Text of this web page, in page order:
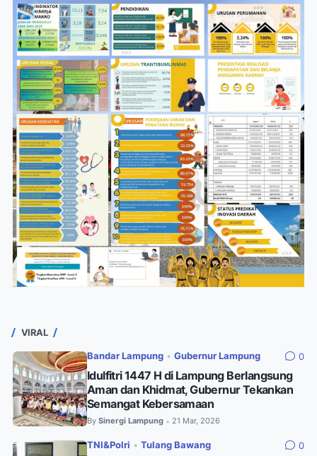
VIRAL
Bandar Lampung • Gubernur Lampung 0
Idulfitri 1447 H di Lampung Berlangsung
Aman dan Khidmat, Gubernur Tekankan
Semangat Kebersamaan
By Sinergi Lampung • 21 Mar, 2026
TNI&Polri • Tulang Bawang 0